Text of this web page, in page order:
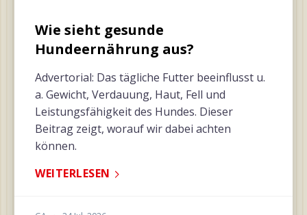
Wie sieht gesunde
Hundeernährung aus?
Advertorial: Das tägliche Futter beeinflusst u.
a. Gewicht, Verdauung, Haut, Fell und
Leistungsfähigkeit des Hundes. Dieser
Beitrag zeigt, worauf wir dabei achten
können.
WEITERLESEN